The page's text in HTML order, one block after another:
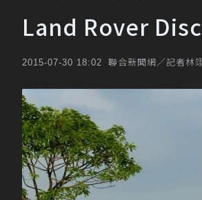
Land Rover
2015-07-30 18:02 聯合新聞網／記者林